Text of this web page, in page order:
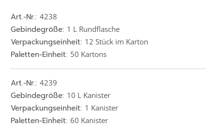
Art.-Nr.:4238
Gebindegröße: 1 L Rundflasche
Verpackungseinheit: 12 Stück im Karton
Paletten-Einheit: 50 Kartons
Art.-Nr.:4239
Gebindegröße: 10 L Kanister
Verpackungseinheit: 1 Kanister
Paletten-Einheit:60 Kanister